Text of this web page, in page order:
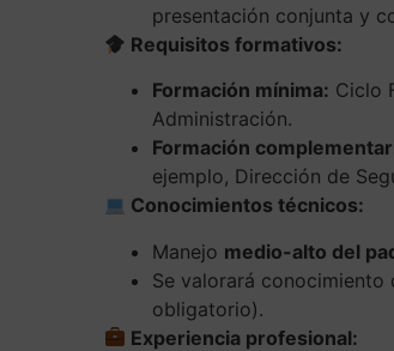
presentación conjunta y
Requisitos formativos:
Formación mínima: Ciclo
Administración.
Formación
ejemplo, Dirección de
Conocimientos técnicos:
Manejo medio-alto del
Se valorará conocimiento
obligatorio).
Experiencia profesional: